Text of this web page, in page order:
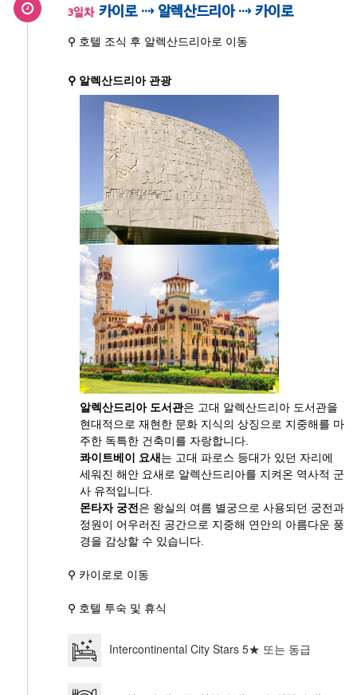
3일차 카이로 ⇢ 알렉산드리아 ⇢ 카이로
⚲ 호텔 조식 후 알렉산드리아로 이동
⚲ 알렉산드리아 관광
알렉산드리아 도서관은 고대 알렉산드리아 도서관을
현대적으로 재현한 문화 지식의 상징으로 지중해를 마
주한 독특한 건축미를 자랑합니다.
콰이트베이 요새 는 고대 파로스 등대가 있던 자리에
세워진 해안 요새로 알렉산드리아를 지켜온 역사적 군
사 유적입니다.
몬타자 궁전 은 왕실의 여름 별궁으로 사용되던 궁전과
정원이 어우러진 공간으로 지중해 연안의 아름다운 풍
경을 감상할 수 있습니다.
⚲ 카이로로 이동
⚲ 호텔 투숙 및 휴식
Intercontinental City Stars 5★ 또는 동급